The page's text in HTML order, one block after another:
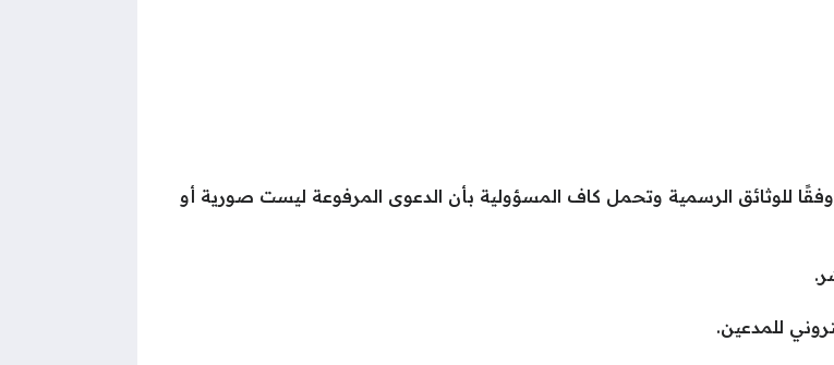
للوثائق الرسمية وتحمل كاف المسؤولية بأن الدعوى المرفوعة ليست صورية أو
للمدعين.